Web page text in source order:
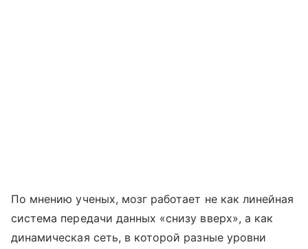
По мнению ученых, мозг работает не как линейная
система передачи данных «снизу вверх», а как
динамическая сеть, в которой разные уровни